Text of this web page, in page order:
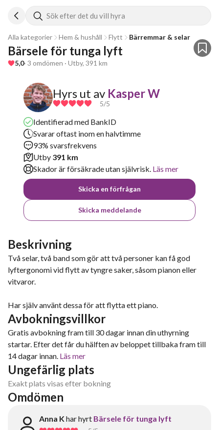
Sök efter det du vill hyra
Alla kategorier Hem & hushåll Flytt Bärremmar & selar
Bärsele för tunga lyft
5,0· 3 omdömen · Utby, 391 km
Hyrs ut av Kasper W
5/5
Identifierad med BankID
Svarar oftast inom en halvtimme
93% svarsfrekvens
Utby 391 km
Skador är försäkrade utan självrisk. Läs mer
Skicka en förfrågan
Skicka meddelande
Beskrivning
Två selar, två band som gör att två personer kan få god
lyftergonomi vid flytt av tyngre saker, såsom pianon eller
vitvaror.
Har själv använt dessa för att flytta ett piano.
Avbokningsvillkor
Gratis avbokning fram till 30 dagar innan din uthyrning
startar. Efter det får du hälften av beloppet tillbaka fram till
14 dagar innan. Läs mer
Ungefärlig plats
Exakt plats visas efter bokning
Omdömen
Anna K har hyrt Bärsele för tunga lyft